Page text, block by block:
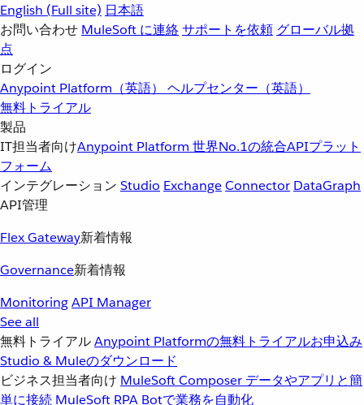
English (Full site) 日本語
お問い合わせ MuleSoft に連絡サポートを依頼 グローバル拠
点
ログイン
Anypoint Platform（英語） ヘルプセンター（英語）
無料トライアル
製品
IT担当者向けAnypoint Platform 世界No.1の統合APIプラット
フォーム
インテグレーション Studio ExchangeConnector DataGraph
API管理
Flex Gateway新着情報
Governance新着情報
MonitoringAPI Manager
See all
無料トライアルAnypoint Platformの無料トライアルお申込み
Studio & Muleのダウンロード
ビジネス担当者向け MuleSoft Composer データやアプリと簡
単に接続 MuleSoft RPA Botで業務を自動化